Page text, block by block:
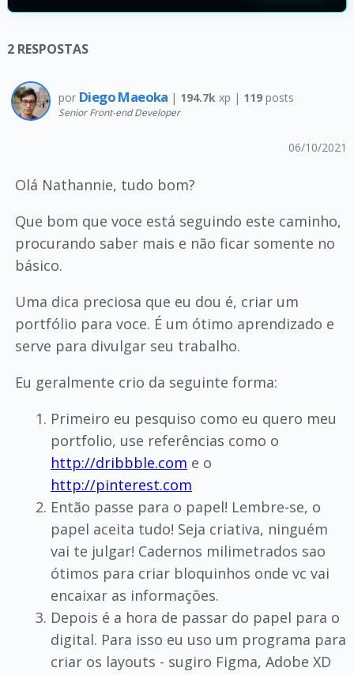
2 RESPOSTAS
por Diego Maeoka | 194.7k xp | 119 posts
Senior Front-end Developer
06/10/2021
Olá Nathannie, tudo bom?
Que bom que voce está seguindo este caminho,
procurando saber mais e não ficar somente no
básico.
Uma dica preciosa que eu dou é, criar um
portfólio para voce. É um ótimo aprendizado e
serve para divulgar seu trabalho.
Eu geralmente crio da seguinte forma:
Primeiro eu pesquiso como eu quero meu
portfolio, use referências como o
http://dribbble.com e o
http://pinterest.com
Então passe para o papel! Lembre-se, o
papel aceita tudo! Seja criativa, ninguém
vai te julgar! Cadernos milimetrados sao
ótimos para criar bloquinhos onde vc vai
encaixar as informações.
Depois é a hora de passar do papel para o
digital. Para isso eu uso um programa para
criar os layouts - sugiro Figma, Adobe XD